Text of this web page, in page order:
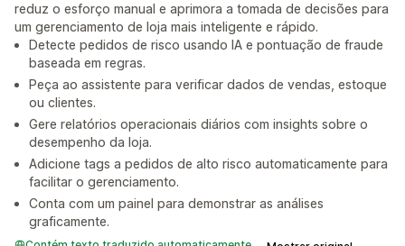
reduz o esforço manual e aprimora a tomada de decisões para
um gerenciamento de loja mais inteligente e rápido.
Detecte pedidos de risco usando IA e pontuação de fraude
baseada em regras.
Peça ao assistente para verificar dados de vendas, estoque
ou clientes.
Gere relatórios operacionais diários com insights sobre o
desempenho da loja.
Adicione tags a pedidos de alto risco automaticamente para
facilitar o gerenciamento.
Conta com um painel para demonstrar as análises
graficamente.